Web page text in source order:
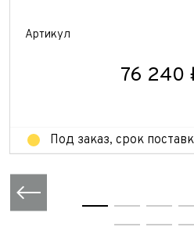
Артикул
76 240
Под заказ, срок